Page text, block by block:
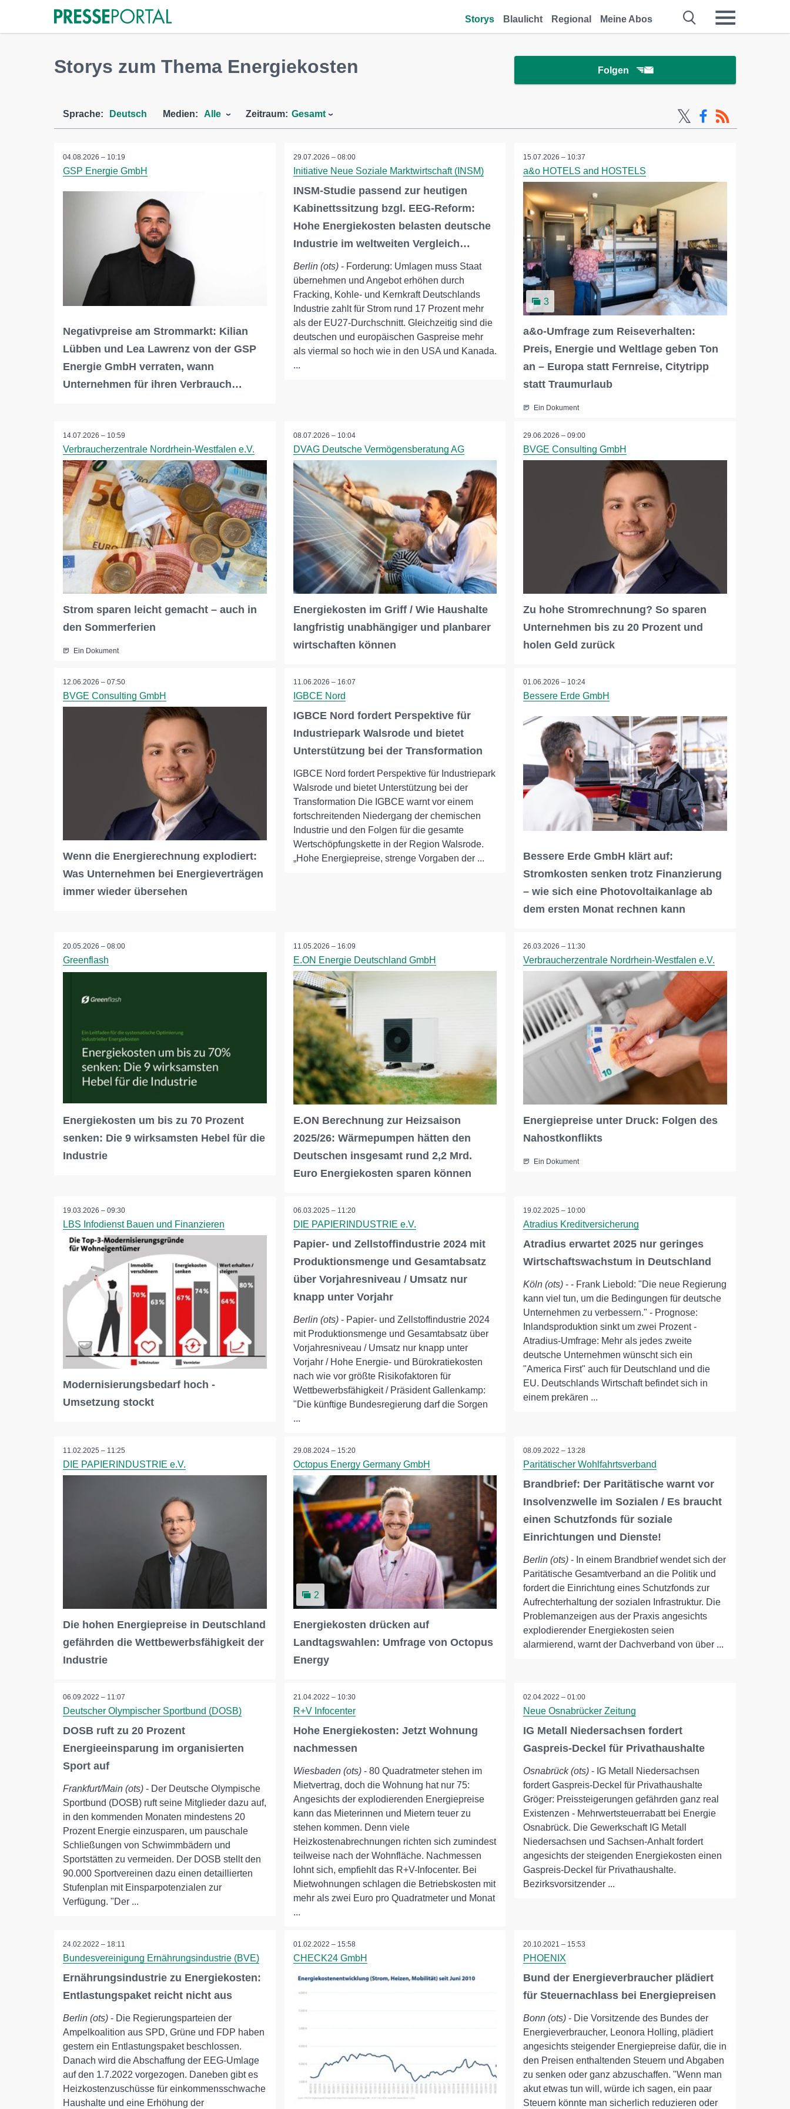
Storys Blaulicht Regional Meine Abos
Storys zum Thema Energiekosten Folgen
Sprache: Deutsch Medien: Alle Zeitraum: Gesamt
04.08.2026 – 10:19
GSP Energie GmbH
Negativpreise am Strommarkt: Kilian
Lübben und Lea Lawrenz von der GSP
Energie GmbH verraten, wann
Unternehmen für ihren Verbrauch…
29.07.2026 – 08:00
Initiative Neue Soziale Marktwirtschaft (INSM)
INSM-Studie passend zur heutigen
Kabinettssitzung bzgl. EEG-Reform:
Hohe Energiekosten belasten deutsche
Industrie im weltweiten Vergleich…
Berlin (ots)- Forderung: Umlagen muss Staat
übernehmen und Angebot erhöhen durch
Fracking, Kohle- und Kernkraft Deutschlands
Industrie zahlt für Strom rund 17 Prozent mehr
als der EU27-Durchschnitt. Gleichzeitig sind die
deutschen und europäischen Gaspreise mehr
als viermal so hoch wie in den USA und Kanada.
...
15.07.2026 – 10:37
a&o HOTELS and HOSTELS
3
a&o-Umfrage zum Reiseverhalten:
Preis, Energie und Weltlage geben Ton
an – Europa statt Fernreise, Citytripp
statt Traumurlaub
Ein Dokument
14.07.2026 – 10:59
Verbraucherzentrale Nordrhein-Westfalen e.V.
Strom sparen leicht gemacht – auch in
den Sommerferien
Ein Dokument
08.07.2026 – 10:04
DVAG Deutsche Vermögensberatung AG
Energiekosten im Griff / Wie Haushalte
langfristig unabhängiger und planbarer
wirtschaften können
29.06.2026 – 09:00
BVGE Consulting GmbH
Zu hohe Stromrechnung? So sparen
Unternehmen bis zu 20 Prozent und
holen Geld zurück
12.06.2026 – 07:50
BVGE Consulting GmbH
Wenn die Energierechnung explodiert:
Was Unternehmen bei Energieverträgen
immer wieder übersehen
11.06.2026 – 16:07
IGBCE Nord
IGBCE Nord fordert Perspektive für
Industriepark Walsrode und bietet
Unterstützung bei der Transformation
IGBCE Nord fordert Perspektive für Industriepark
Walsrode und bietet Unterstützung bei der
Transformation Die IGBCE warnt vor einem
fortschreitenden Niedergang der chemischen
Industrie und den Folgen für die gesamte
Wertschöpfungskette in der Region Walsrode.
„Hohe Energiepreise, strenge Vorgaben der ...
01.06.2026 – 10:24
Bessere Erde GmbH
Bessere Erde GmbH klärt auf:
Stromkosten senken trotz Finanzierung
– wie sich eine Photovoltaikanlage ab
dem ersten Monat rechnen kann
20.05.2026 – 08:00
Greenflash
Energiekosten um bis zu 70 Prozent
senken: Die 9 wirksamsten Hebel für die
Industrie
11.05.2026 – 16:09
E.ON Energie Deutschland GmbH
E.ON Berechnung zur Heizsaison
2025/26: Wärmepumpen hätten den
Deutschen insgesamt rund 2,2 Mrd.
Euro Energiekosten sparen können
26.03.2026 – 11:30
Verbraucherzentrale Nordrhein-Westfalen e.V.
Energiepreise unter Druck: Folgen des
Nahostkonflikts
Ein Dokument
19.03.2026 – 09:30
LBS Infodienst Bauen und Finanzieren
Modernisierungsbedarf hoch -
Umsetzung stockt
06.03.2025 – 11:20
DIE PAPIERINDUSTRIE e.V.
Papier- und Zellstoffindustrie 2024 mit
Produktionsmenge und Gesamtabsatz
über Vorjahresniveau / Umsatz nur
knapp unter Vorjahr
Berlin (ots)- Papier- und Zellstoffindustrie 2024
mit Produktionsmenge und Gesamtabsatz über
Vorjahresniveau / Umsatz nur knapp unter
Vorjahr / Hohe Energie- und Bürokratiekosten
nach wie vor größte Risikofaktoren für
Wettbewerbsfähigkeit / Präsident Gallenkamp:
"Die künftige Bundesregierung darf die Sorgen
...
19.02.2025 – 10:00
Atradius Kreditversicherung
Atradius erwartet 2025 nur geringes
Wirtschaftswachstum in Deutschland
Köln (ots) - - Frank Liebold: "Die neue Regierung
kann viel tun, um die Bedingungen für deutsche
Unternehmen zu verbessern." - Prognose:
Inlandsproduktion sinkt um zwei Prozent -
Atradius-Umfrage: Mehr als jedes zweite
deutsche Unternehmen wünscht sich ein
"America First" auch für Deutschland und die
EU. Deutschlands Wirtschaft befindet sich in
einem prekären ...
11.02.2025 – 11:25
DIE PAPIERINDUSTRIE e.V.
Die hohen Energiepreise in Deutschland
gefährden die Wettbewerbsfähigkeit der
Industrie
29.08.2024 – 15:20
Octopus Energy Germany GmbH
2
Energiekosten drücken auf
Landtagswahlen: Umfrage von Octopus
Energy
08.09.2022 – 13:28
Paritätischer Wohlfahrtsverband
Brandbrief: Der Paritätische warnt vor
Insolvenzwelle im Sozialen / Es braucht
einen Schutzfonds für soziale
Einrichtungen und Dienste!
Berlin (ots) - In einem Brandbrief wendet sich der
Paritätische Gesamtverband an die Politik und
fordert die Einrichtung eines Schutzfonds zur
Aufrechterhaltung der sozialen Infrastruktur. Die
Problemanzeigen aus der Praxis angesichts
explodierender Energiekosten seien
alarmierend, warnt der Dachverband von über ...
06.09.2022 – 11:07
Deutscher Olympischer Sportbund (DOSB)
DOSB ruft zu 20 Prozent
Energieeinsparung im organisierten
Sport auf
Frankfurt/Main (ots) - Der Deutsche Olympische
Sportbund (DOSB) ruft seine Mitglieder dazu auf,
in den kommenden Monaten mindestens 20
Prozent Energie einzusparen, um pauschale
Schließungen von Schwimmbädern und
Sportstätten zu vermeiden. Der DOSB stellt den
90.000 Sportvereinen dazu einen detaillierten
Stufenplan mit Einsparpotenzialen zur
Verfügung. "Der ...
21.04.2022 – 10:30
R+V Infocenter
Hohe Energiekosten: Jetzt Wohnung
nachmessen
Wiesbaden (ots)- 80 Quadratmeter stehen im
Mietvertrag, doch die Wohnung hat nur 75:
Angesichts der explodierenden Energiepreise
kann das Mieterinnen und Mietern teuer zu
stehen kommen. Denn viele
Heizkostenabrechnungen richten sich zumindest
teilweise nach der Wohnfläche. Nachmessen
lohnt sich, empfiehlt das R+V-Infocenter. Bei
Mietwohnungen schlagen die Betriebskosten mit
mehr als zwei Euro pro Quadratmeter und Monat
...
02.04.2022 – 01:00
Neue Osnabrücker Zeitung
IG Metall Niedersachsen fordert
Gaspreis-Deckel für Privathaushalte
Osnabrück (ots) - IG Metall Niedersachsen
fordert Gaspreis-Deckel für Privathaushalte
Gröger: Preissteigerungen gefährden ganz real
Existenzen - Mehrwertsteuerrabatt bei Energie
Osnabrück. Die Gewerkschaft IG Metall
Niedersachsen und Sachsen-Anhalt fordert
angesichts der steigenden Energiekosten einen
Gaspreis-Deckel für Privathaushalte.
Bezirksvorsitzender ...
24.02.2022 – 18:11
Bundesvereinigung Ernährungsindustrie (BVE)
Ernährungsindustrie zu Energiekosten:
Entlastungspaket reicht nicht aus
Berlin (ots) - Die Regierungsparteien der
Ampelkoalition aus SPD, Grüne und FDP haben
gestern ein Entlastungspaket beschlossen.
Danach wird die Abschaffung der EEG-Umlage
auf den 1.7.2022 vorgezogen. Daneben gibt es
Heizkostenzuschüsse für einkommensschwache
Haushalte und eine Erhöhung der
01.02.2022 – 15:58
CHECK24 GmbH
20.10.2021 – 15:53
PHOENIX
Bund der Energieverbraucher plädiert
für Steuernachlass bei Energiepreisen
Bonn (ots) - Die Vorsitzende des Bundes der
Energieverbraucher, Leonora Holling, plädiert
angesichts steigender Energiepreise dafür, die in
den Preisen enthaltenden Steuern und Abgaben
zu senken oder ganz abzuschaffen. "Wenn man
akut etwas tun will, würde ich sagen, ein paar
Steuern könnte man sicherlich reduzieren oder